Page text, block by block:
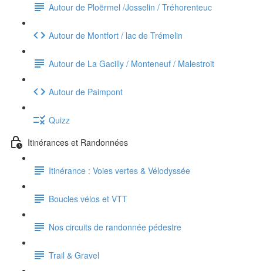
Autour de Ploërmel /Josselin / Tréhorenteuc
Autour de Montfort / lac de Trémelin
Autour de La Gacilly / Monteneuf / Malestroit
Autour de Paimpont
Quizz
Itinérances et Randonnées
Itinérance : Voies vertes & Vélodyssée
Boucles vélos et VTT
Nos circuits de randonnée pédestre
Trail & Gravel